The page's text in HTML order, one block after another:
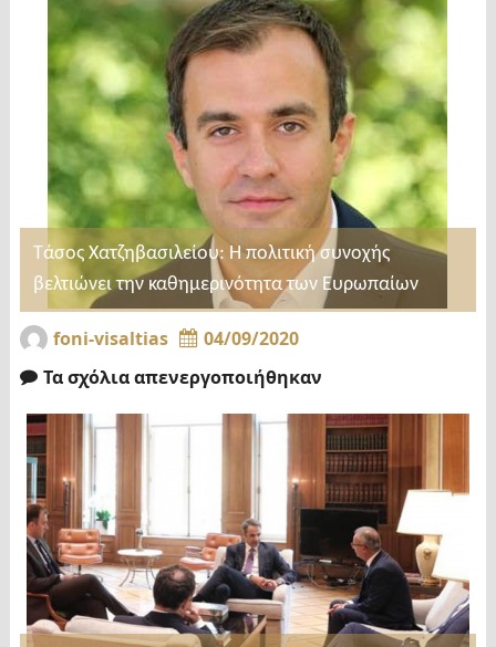
Τάσος Χατζηβασιλείου: Η πολιτική συνοχής
βελτιώνει την καθημερινότητα των Ευρωπαίων
foni-visaltias
04/09/2020
Τα σχόλια απενεργοποιήθηκαν